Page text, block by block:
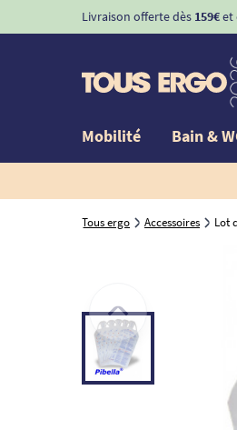
Livraison offerte dès 159€et
Mobilité Bain &
Tous ergo Accessoires Lot